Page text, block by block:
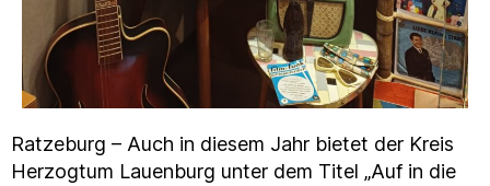
Ratzeburg – Auch in diesem Jahr bietet der Kreis
Herzogtum Lauenburg unter dem Titel „Auf in die